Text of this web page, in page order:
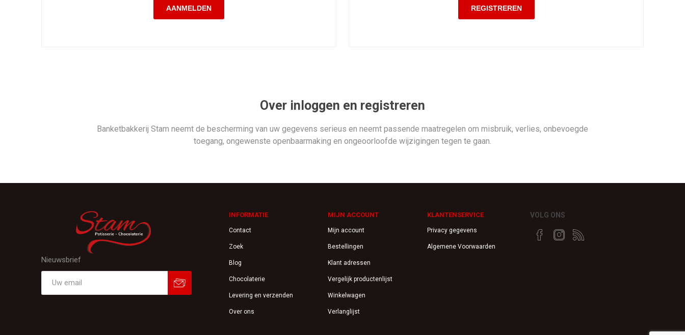
Over inloggen en registreren
Banketbakkerij Stam neemt de bescherming van uw gegevens serieus en neemt passende maatregelen om misbruik, verlies, onbevoegde
toegang, ongewenste openbaarmaking en ongeoorloofde wijzigingen tegen te gaan.
Nieuwsbrief
INFORMATIE
Contact
Zoek
Blog
Chocolaterie
Levering en verzenden
Over ons
MIJN ACCOUNT
Mijn account
Bestellingen
Klant adressen
Vergelijk productenlijst
Winkelwagen
Verlanglijst
KLANTENSERVICE
Privacy gegevens
Algemene Voorwaarden
VOLG ONS